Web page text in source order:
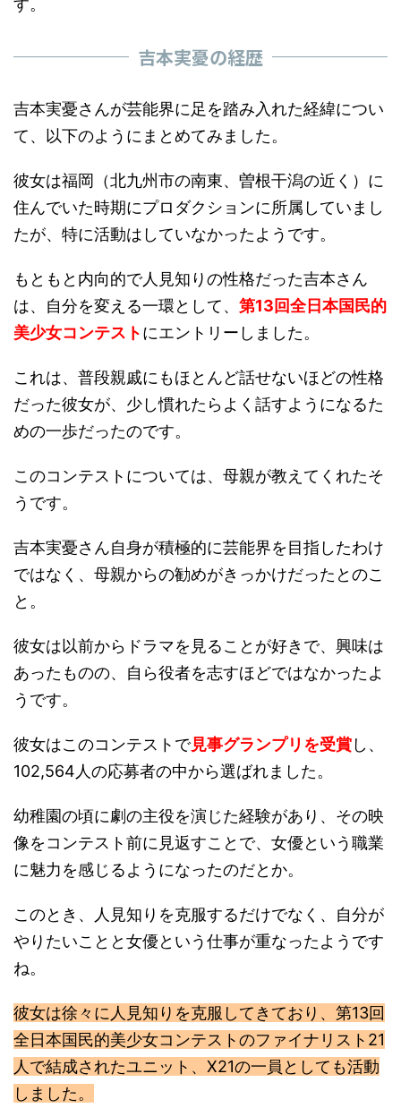
す。
吉本実憂の経歴
吉本実憂さんが芸能界に足を踏み入れた経緯につい
て、以下のようにまとめてみました。
彼女は福岡（北九州市の南東、曽根干潟の近く）に
住んでいた時期にプロダクションに所属していまし
たが、特に活動はしていなかったようです。
もともと内向的で人見知りの性格だった吉本さん
は、自分を変える一環として、 第13回全日本国民的
美少女コンテストにエントリーしました。
これは、普段親戚にもほとんど話せないほどの性格
だった彼女が、少し慣れたらよく話すようになるた
めの一歩だったのです。
このコンテストについては、母親が教えてくれたそ
うです。
吉本実憂さん自身が積極的に芸能界を目指したわけ
ではなく、母親からの勧めがきっかけだったとのこ
と。
彼女は以前からドラマを見ることが好きで、興味は
あったものの、自ら役者を志すほどではなかったよ
うです。
彼女はこのコンテストで見事グランプリを受賞し、
102,564人の応募者の中から選ばれました。
幼稚園の頃に劇の主役を演じた経験があり、その映
像をコンテスト前に見返すことで、女優という職業
に魅力を感じるようになったのだとか。
このとき、人見知りを克服するだけでなく、自分が
やりたいことと女優という仕事が重なったようです
ね。
彼女は徐々に人見知りを克服してきており、第13回
全日本国民的美少女コンテストのファイナリスト21
人で結成されたユニット、X21の一員としても活動
しました。